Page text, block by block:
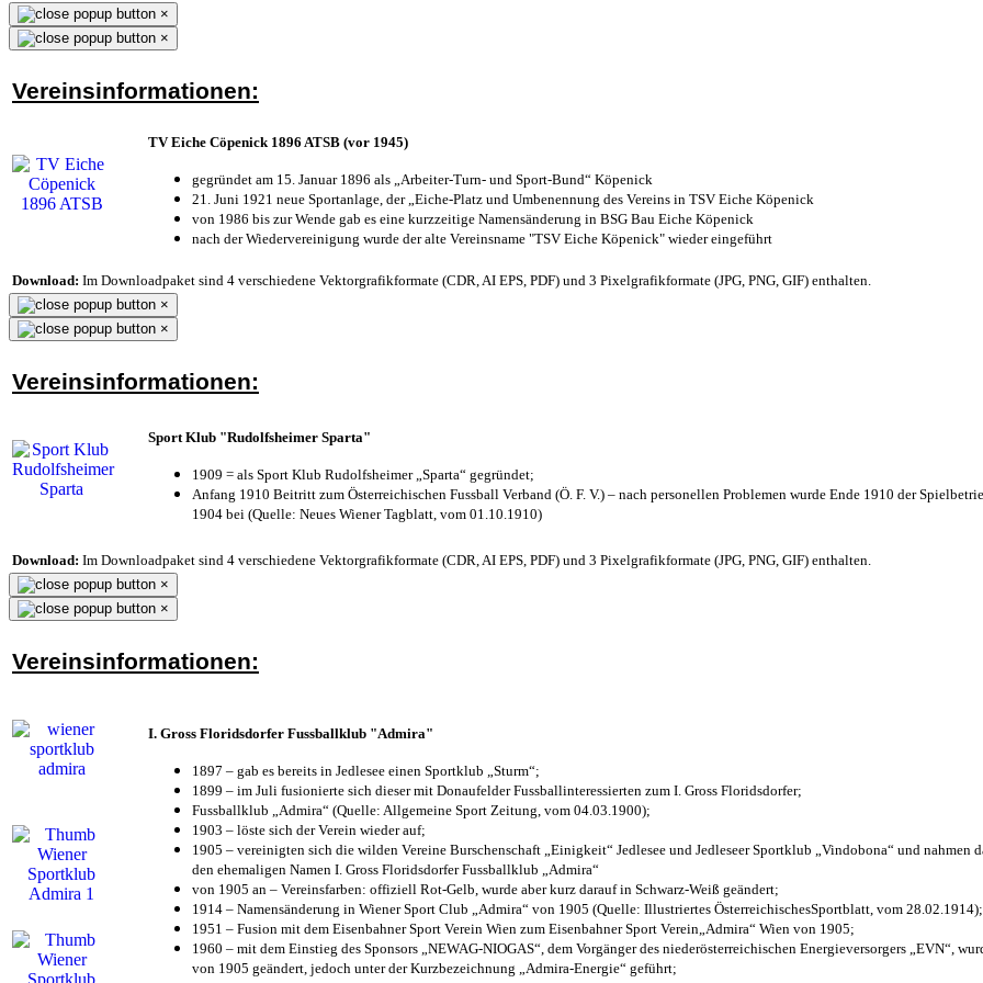
×
×
Vereinsinformationen:
TV Eiche Cöpenick 1896 ATSB (vor 1945)
gegründet am 15. Januar 1896 als „Arbeiter-Turn- und Sport-Bund“ Köpenick
21. Juni 1921 neue Sportanlage, der „Eiche-Platz und Umbenennung des Vereins in TSV Eiche Köpenick
von 1986 bis zur Wende gab es eine kurzzeitige Namensänderung in BSG Bau Eiche Köpenick
nach der Wiedervereinigung wurde der alte Vereinsname "TSV Eiche Köpenick" wieder eingeführt
Download: Im Downloadpaket sind 4 verschiedene Vektorgrafikformate (CDR, AI EPS, PDF) und 3 Pixelgrafikformate (JPG, PNG, GIF) enthalten.
×
×
Vereinsinformationen:
Sport Klub "Rudolfsheimer Sparta"
1909 = als Sport Klub Rudolfsheimer „Sparta“ gegründet;
Anfang 1910 Beitritt zum Österreichischen Fussball Verband (Ö. F. V.) – nach personellen Problemen wurde Ende 1910 der
1904 bei (Quelle: Neues Wiener Tagblatt, vom 01.10.1910)
Download: Im Downloadpaket sind 4 verschiedene Vektorgrafikformate (CDR, AI EPS, PDF) und 3 Pixelgrafikformate (JPG, PNG, GIF) enthalten.
×
×
Vereinsinformationen:
I. Gross Floridsdorfer Fussballklub "Admira"
1897 – gab es bereits in Jedlesee einen Sportklub „Sturm“;
1899 – im Juli fusionierte sich dieser mit Donaufelder Fussballinteressierten zum I. Gross Floridsdorfer;
Fussballklub „Admira“ (Quelle: Allgemeine Sport Zeitung, vom 04.03.1900);
1903 – löste sich der Verein wieder auf;
1905 – vereinigten sich die wilden Vereine Burschenschaft „Einigkeit“ Jedlesee und Jedleseer Sportklub „Vindobona“ und nahmen
den ehemaligen Namen I. Gross Floridsdorfer Fussballklub „Admira“
von 1905 an – Vereinsfarben: offiziell Rot-Gelb, wurde aber kurz darauf in Schwarz-Weiß geändert;
1914 – Namensänderung in Wiener Sport Club „Admira“ von 1905 (Quelle: Illustriertes ÖsterreichischesSportblatt, vom 28.02.1914);
1951 – Fusion mit dem Eisenbahner Sport Verein Wien zum Eisenbahner Sport Verein„Admira“ Wien von 1905;
1960 – mit dem Einstieg des Sponsors „NEWAG-NIOGAS“, dem Vorgänger des niederösterreichischen Energieversorgers „EVN“,
von 1905 geändert, jedoch unter der Kurzbezeichnung „Admira-Energie“ geführt;